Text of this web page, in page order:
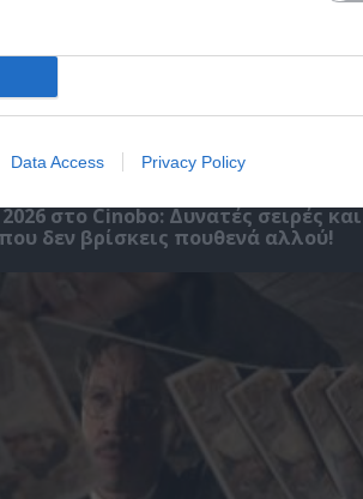
Data Access Privacy Policy
στο Cinobo: Δυνατές σειρές και
δεν βρίσκεις πουθενά αλλού!